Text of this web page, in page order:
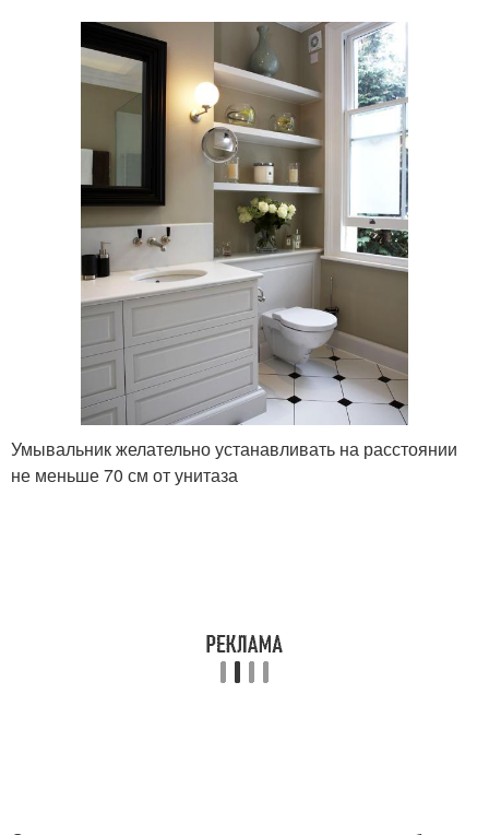
Умывальник желательно устанавливать на расстоянии
не меньше 70 см от унитаза